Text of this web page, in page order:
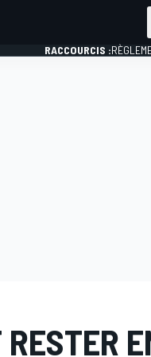
RACCOURCIS :
RESTER